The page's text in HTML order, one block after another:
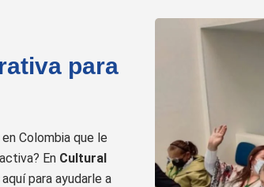
para
en Colombia que le
En Cultural
para ayudarle a